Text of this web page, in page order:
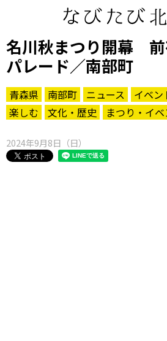
名川秋まつり開幕 前
パレード／南部町
青森県 南部町 ニュース イベン
楽しむ
文化・歴史 まつり・イベ
2024年9月8日（日）